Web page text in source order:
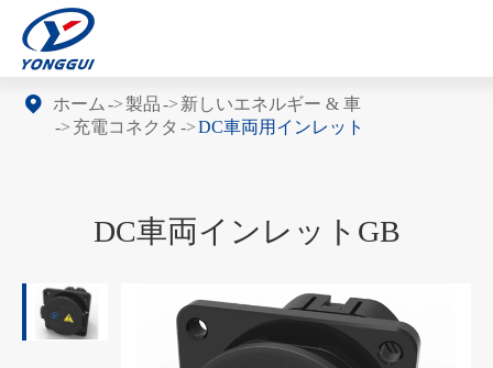
ホーム 製品
新しいエネルギー & 車
充電コネクタ
DC車両用インレット
DC車両インレットGB